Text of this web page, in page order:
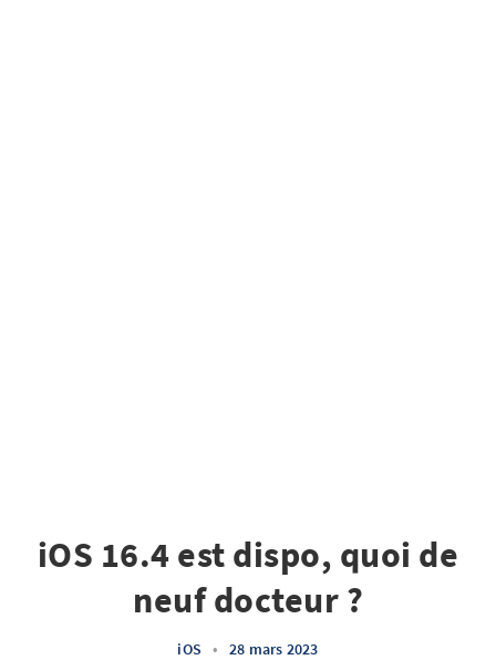
iOS 16.4 est dispo, quoi de
neuf docteur ?
iOS • 28 mars 2023